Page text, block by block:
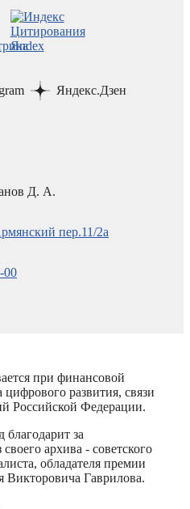
Яндекс.Дзен
Д. А.
пер.11/2а
00
при финансовой
развития, связи
Российской Федерации.
за
архива - советского
обладателя премии
Викторовича Гаврилова.